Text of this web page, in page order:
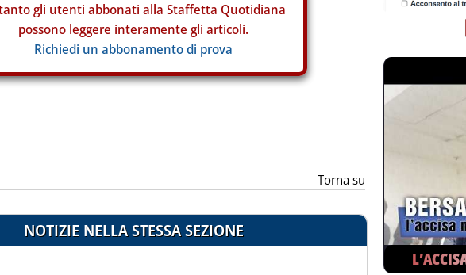
gli utenti abbonati alla Staffetta Quotidiana
possono leggere interamente gli articoli.
Richiedi un abbonamento di prova
Torna su
NOTIZIE NELLA STESSA SEZIONE